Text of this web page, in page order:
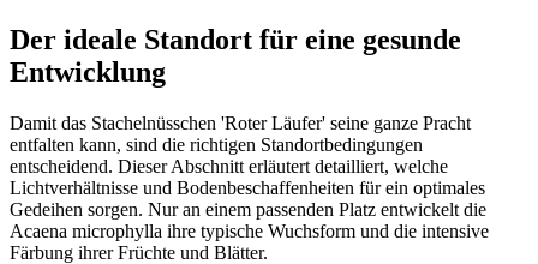
Der ideale Standort für eine gesunde
Entwicklung
Damit das Stachelnüsschen 'Roter Läufer' seine ganze Pracht
entfalten kann, sind die richtigen Standortbedingungen
entscheidend. Dieser Abschnitt erläutert detailliert, welche
Lichtverhältnisse und Bodenbeschaffenheiten für ein optimales
Gedeihen sorgen. Nur an einem passenden Platz entwickelt die
Acaena microphylla ihre typische Wuchsform und die intensive
Färbung ihrer Früchte und Blätter.